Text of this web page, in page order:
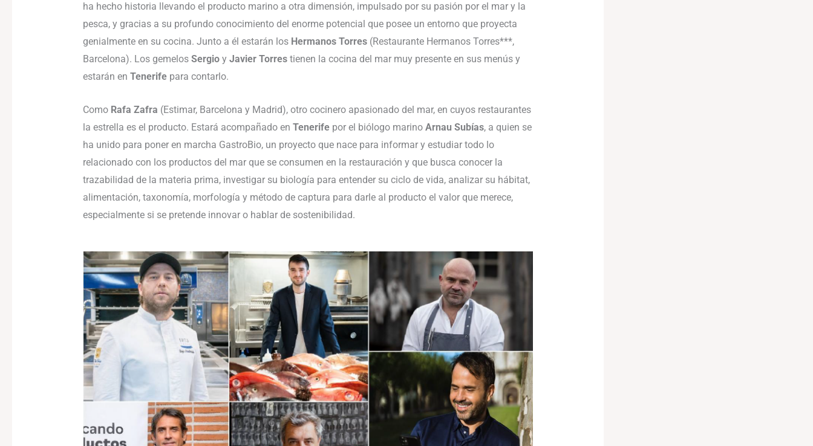
ha hecho historia llevando el producto marino a otra dimensión, impulsado por su pasión por el mar y la
pesca, y gracias a su profundo conocimiento del enorme potencial que posee un entorno que proyecta
genialmente en su cocina. Junto a él estarán los Hermanos Torres(Restaurante Hermanos Torres***,
Barcelona). Los gemelos Sergioy Javier Torrestienen la cocina del mar muy presente en sus menús y
estarán en Tenerifepara contarlo.
Como Rafa Zafra (Estimar, Barcelona y Madrid), otro cocinero apasionado del mar, en cuyos restaurantes
la estrella es el producto. Estará acompañado en Tenerifepor el biólogo marino Arnau Subías, a quien se
ha unido para poner en marcha GastroBio, un proyecto que nace para informar y estudiar todo lo
relacionado con los productos del mar que se consumen en la restauración y que busca conocer la
trazabilidad de la materia prima, investigar su biología para entender su ciclo de vida, analizar su hábitat,
alimentación, taxonomía, morfología y método de captura para darle al producto el valor que merece,
especialmente si se pretende innovar o hablar de sostenibilidad.